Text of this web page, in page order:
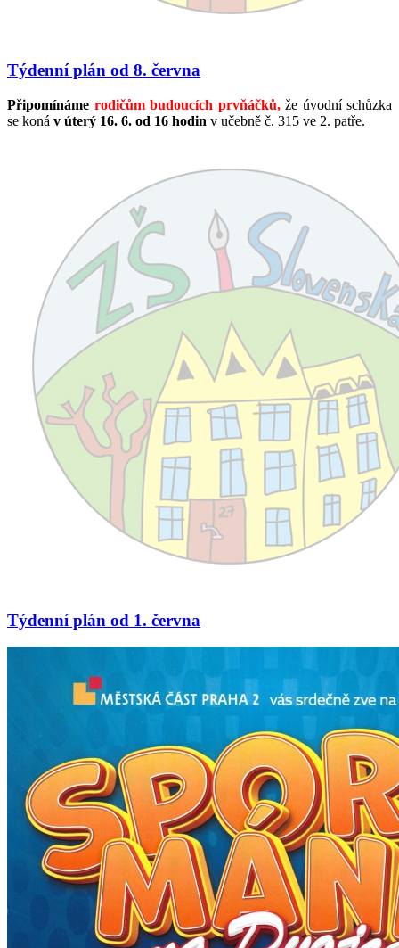
Týdenní plán od 8. června
Připomínáme rodičům budoucích prvňáčků,že úvodní schůzka
se koná v úterý 16. 6. od 16 hodin v učebně č. 315 ve 2. patře.
Týdenní plán od 1. června